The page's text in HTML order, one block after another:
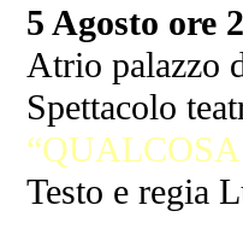
5 Agosto ore
Atrio palazzo
Spettacolo
Testo e regia